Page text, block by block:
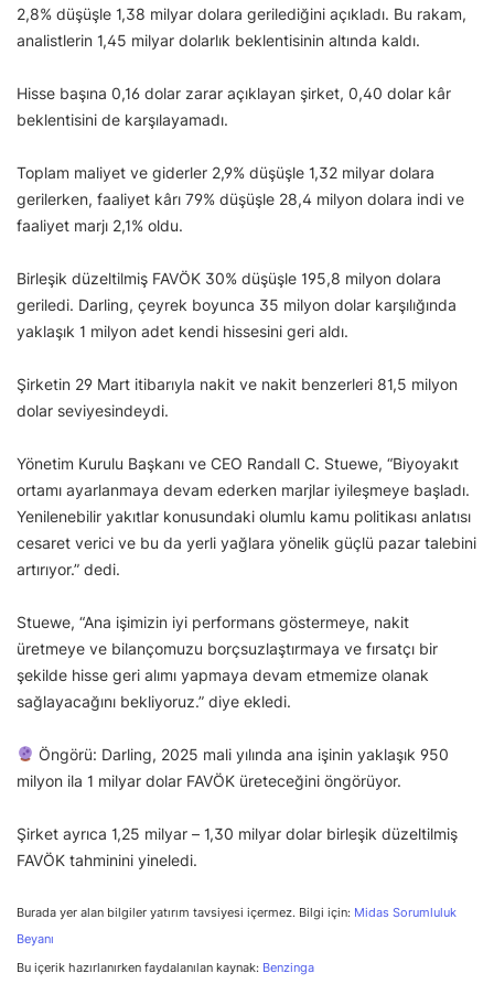
2,8% düşüşle 1,38 milyar dolara gerilediğini açıkladı. Bu rakam,
analistlerin 1,45 milyar dolarlık beklentisinin altında kaldı.
Hisse başına 0,16 dolar zarar açıklayan şirket, 0,40 dolar kâr
beklentisini de karşılayamadı.
Toplam maliyet ve giderler 2,9% düşüşle 1,32 milyar dolara
gerilerken, faaliyet kârı 79% düşüşle 28,4 milyon dolara indi ve
faaliyet marjı 2,1% oldu.
Birleşik düzeltilmiş FAVÖK 30% düşüşle 195,8 milyon dolara
geriledi. Darling, çeyrek boyunca 35 milyon dolar karşılığında
yaklaşık 1 milyon adet kendi hissesini geri aldı.
Şirketin 29 Mart itibarıyla nakit ve nakit benzerleri 81,5 milyon
dolar seviyesindeydi.
Yönetim Kurulu Başkanı ve CEO Randall C. Stuewe, “Biyoyakıt
ortamı ayarlanmaya devam ederken marjlar iyileşmeye başladı.
Yenilenebilir yakıtlar konusundaki olumlu kamu politikası anlatısı
cesaret verici ve bu da yerli yağlara yönelik güçlü pazar talebini
artırıyor.” dedi.
Stuewe, “Ana işimizin iyi performans göstermeye, nakit
üretmeye ve bilançomuzu borçsuzlaştırmaya ve fırsatçı bir
şekilde hisse geri alımı yapmaya devam etmemize olanak
sağlayacağını bekliyoruz.” diye ekledi.
Öngörü: Darling, 2025 mali yılında ana işinin yaklaşık 950
milyon ila 1 milyar dolar FAVÖK üreteceğini öngörüyor.
Şirket ayrıca 1,25 milyar – 1,30 milyar dolar birleşik düzeltilmiş
FAVÖK tahminini yineledi.
Burada yer alan bilgiler yatırım tavsiyesi içermez. Bilgi için: Midas Sorumluluk
Beyanı
Bu içerik hazırlanırken faydalanılan kaynak: Benzinga